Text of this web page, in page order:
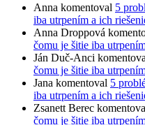
Anna komentoval 5
iba utrpením a ich
Anna Droppová
čomu je šitie iba
Ján Duč-Anci
čomu je šitie iba
Jana komentoval 5
iba utrpením a ich
Zsanett Berec
čomu je šitie iba